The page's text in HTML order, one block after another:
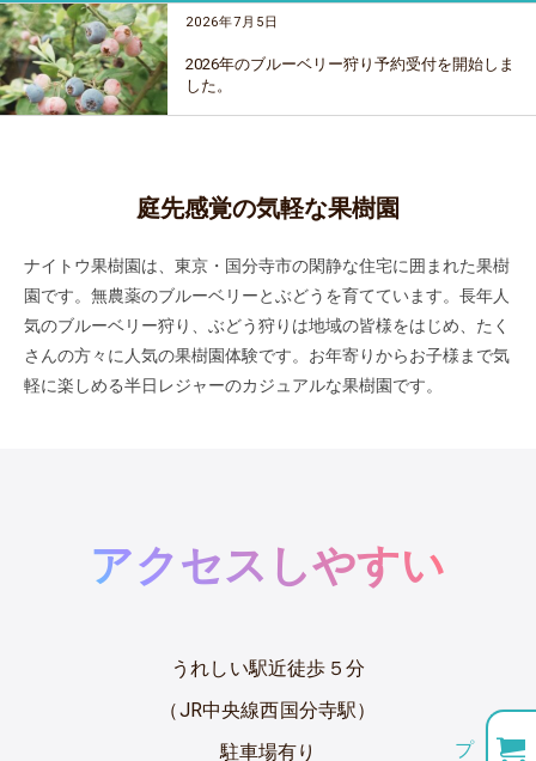
2026年7月5日
2026年のブルーベリー狩り予約受付を開始しま
した。
庭先感覚の気軽な果樹園
ナイトウ果樹園は、東京・国分寺市の閑静な住宅に囲まれた果樹
園です。無農薬のブルーベリーとぶどうを育てています。長年人
気のブルーベリー狩り、ぶどう狩りは地域の皆様をはじめ、たく
さんの方々に人気の果樹園体験です。お年寄りからお子様まで気
軽に楽しめる半日レジャーのカジュアルな果樹園です。
アクセスしやすい
うれしい駅近徒歩５分
（JR中央線西国分寺駅）
駐車場有り
プ